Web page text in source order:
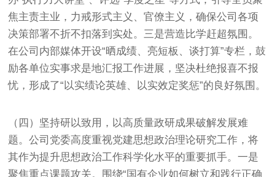
焦主责主业，力戒形式主义、官僚主义，确保公司各项
决策部署不折不扣落到实处。三是营造比学赶超氛围。
在公司内部媒体开设“晒成绩、亮短板、谈打算”专栏，鼓
励各单位实事求是地汇报工作进展，坚决杜绝报喜不报
忧，形成了“以实绩论英雄、以实效定奖惩”的良好氛围。
（四）坚持研以致用，以高质量政研成果破解发展难
题。公司党委高度重视党建思想政治理论研究工作，将
其作为提升思想政治工作科学化水平的重要抓手。一是
聚焦重点课题攻关。围绕“国有企业如何树立和践行正确